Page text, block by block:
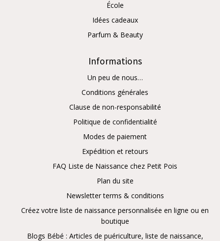
École
Idées cadeaux
Parfum & Beauty
Informations
Un peu de nous…
Conditions générales
Clause de non-responsabilité
Politique de confidentialité
Modes de paiement
Expédition et retours
FAQ Liste de Naissance chez Petit Pois
Plan du site
Newsletter terms & conditions
Créez votre liste de naissance personnalisée en ligne ou en
boutique
Blogs Bébé : Articles de puériculture, liste de naissance,